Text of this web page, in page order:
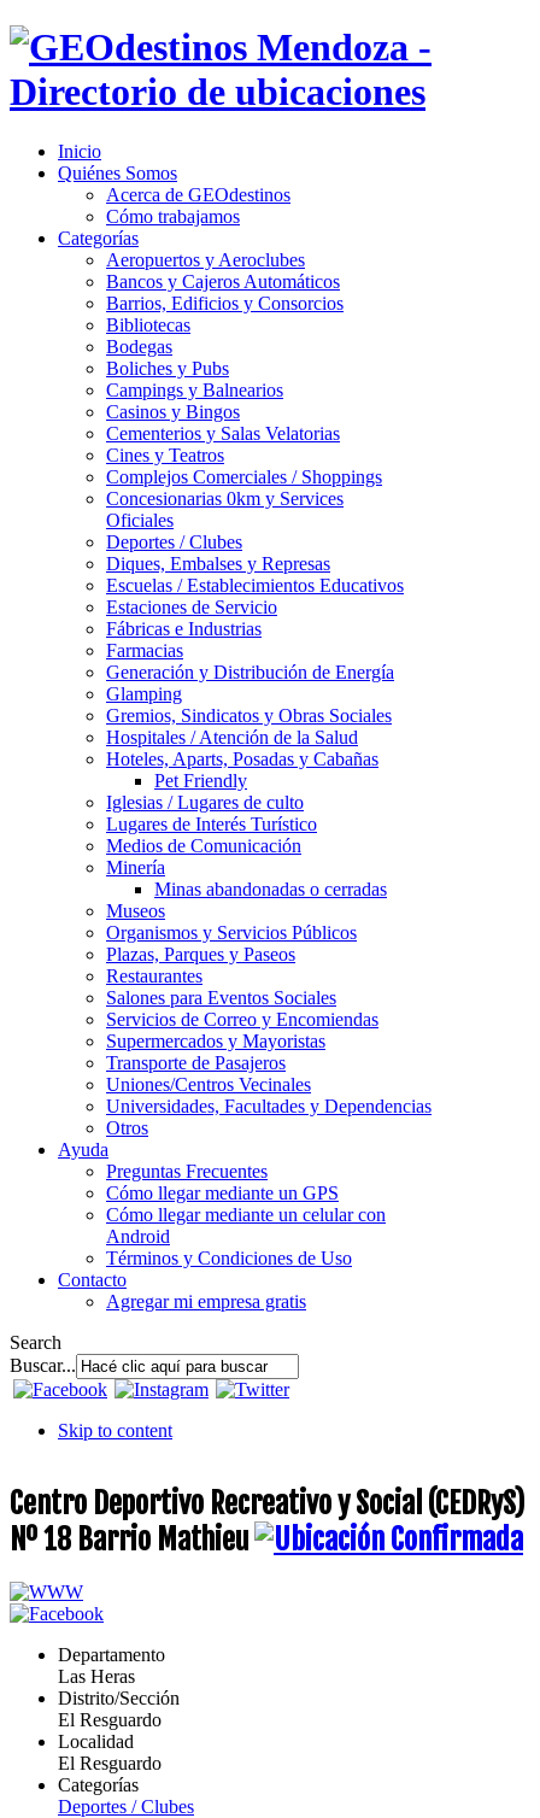
Inicio
Quiénes Somos
Acerca de GEOdestinos
Cómo trabajamos
Categorías
Aeropuertos y Aeroclubes
Bancos y Cajeros Automáticos
Barrios, Edificios y Consorcios
Bibliotecas
Bodegas
Boliches y Pubs
Campings y Balnearios
Casinos y Bingos
Cementerios y Salas Velatorias
Cines y Teatros
Complejos Comerciales / Shoppings
Concesionarias 0km y Services
Oficiales
Deportes / Clubes
Diques, Embalses y Represas
Escuelas / Establecimientos Educativos
Estaciones de Servicio
Fábricas e Industrias
Farmacias
Generación y Distribución de Energía
Glamping
Gremios, Sindicatos y Obras Sociales
Hospitales / Atención de la Salud
Hoteles, Aparts, Posadas y Cabañas
Pet Friendly
Iglesias / Lugares de culto
Lugares de Interés Turístico
Medios de Comunicación
Minería
Minas abandonadas o cerradas
Museos
Organismos y Servicios Públicos
Plazas, Parques y Paseos
Restaurantes
Salones para Eventos Sociales
Servicios de Correo y Encomiendas
Supermercados y Mayoristas
Transporte de Pasajeros
Uniones/Centros Vecinales
Universidades, Facultades y Dependencias
Otros
Ayuda
Preguntas Frecuentes
Cómo llegar mediante un GPS
Cómo llegar mediante un celular con
Android
Términos y Condiciones de Uso
Contacto
Agregar mi empresa gratis
Search
Buscar...
Skip to content
Centro Deportivo Recreativo y Social (CEDRyS)
Nº 18 Barrio Mathieu
Departamento
Las Heras
Distrito/Sección
El Resguardo
Localidad
El Resguardo
Categorías
Deportes / Clubes